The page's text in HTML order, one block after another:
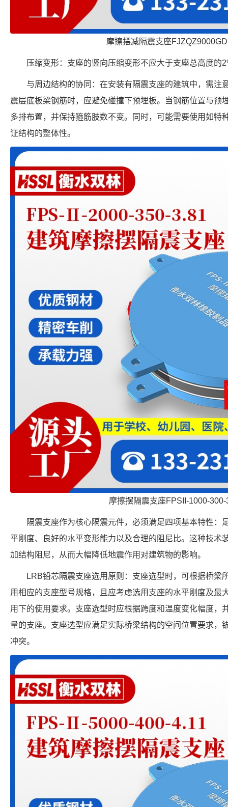
摩擦摆减隔震支座
压缩变形：支座的竖向压缩变形不应大于支座总高度的
与周边结构的协同：在安装有隔震支座的建筑中，需注
震层底板梁钢筋时，应避免碰撞下预埋板。当钢筋位置与预
多排布置，并保持箍筋肢数不变。同时，可能需要使用如特
证结构的整体性。
摩擦摆隔震支座FPSII-1000-300-
隔震支座作为核心隔震元件，必须满足四项基本特性：
平刚度、良好的水平变形能力以及合理的阻尼比。这种技术
加结构阻尼，从而大幅降低地震作用对建筑物的影响。
LRB铅芯隔震支座选用原则：支座选型时，可根据桥梁
用相应的支座型号规格，且应考虑选用支座的水平刚度及最
用下的使用要求。支座选型时应根据跨度和温度变化幅度，
量的支座。支座选型应满足实际桥梁结构的空间位置要求，
冲突。